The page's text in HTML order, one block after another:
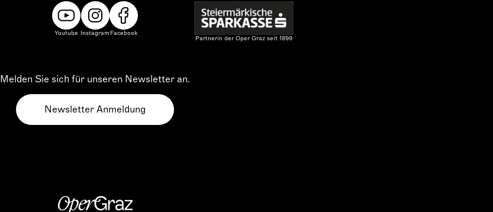
Youtube Instagram Facebook
Melden Sie sich für unseren Newsletter an.
Newsletter Anmeldung
Partnerin der Oper Graz seit 1899